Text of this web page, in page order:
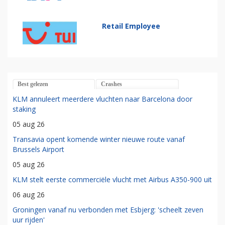
Retail Employee
Best gelezen Crashes
KLM annuleert meerdere vluchten naar Barcelona door
staking
05 aug 26
Transavia opent komende winter nieuwe route vanaf
Brussels Airport
05 aug 26
KLM stelt eerste commerciële vlucht met Airbus A350-900 uit
06 aug 26
Groningen vanaf nu verbonden met Esbjerg: 'scheelt zeven
uur rijden'